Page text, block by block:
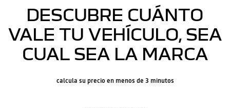
DESCUBRE CUÁNTO
VALE TU VEHÍCULO, SEA
CUAL SEA LA MARCA
calcula su precio en menos de 3 minutos